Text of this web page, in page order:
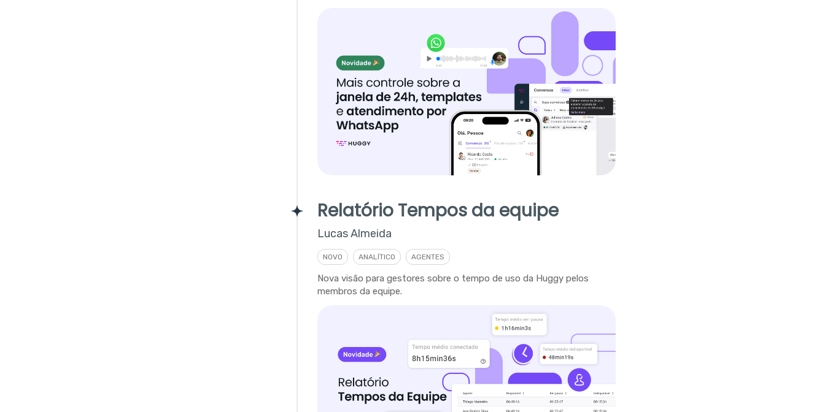
Relatório Tempos da equipe
Lucas Almeida
NOVO ANALÍTICO AGENTES
Nova visão para gestores sobre o tempo de uso da Huggy pelos
membros da equipe.